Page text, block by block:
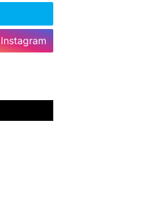
Instagram